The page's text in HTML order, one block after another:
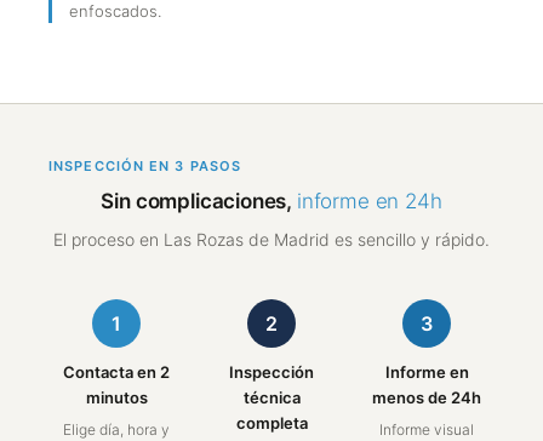
enfoscados.
INSPECCIÓN EN 3 PASOS
Sin complicaciones, informe en 24h
El proceso en Las Rozas de Madrid es sencillo y rápido.
1
Contacta en 2
minutos
Elige día, hora y
2
Inspección
técnica
completa
3
Informe en
menos de 24h
Informe visual